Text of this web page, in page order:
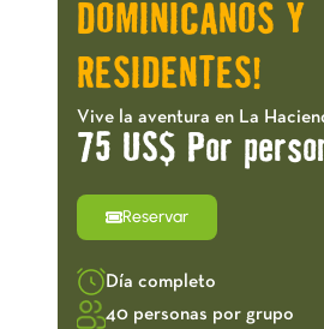
DOMINICANOS Y
RESIDENTES!
Vive la aventura en La
75 US$ Por
Reservar
Día completo
40 personas por grupo